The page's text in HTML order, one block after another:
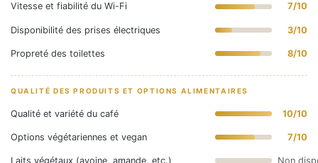
Vitesse et fiabilité du Wi-Fi 7/10
Disponibilité des prises électriques 3/10
Propreté des toilettes 8/10
QUALITÉ DES PRODUITS ET OPTIONS ALIMENTAIRES
Qualité et variété du café 10/10
Options végétariennes et vegan 7/10
Laits végétaux (avoine, amande, etc.) Non